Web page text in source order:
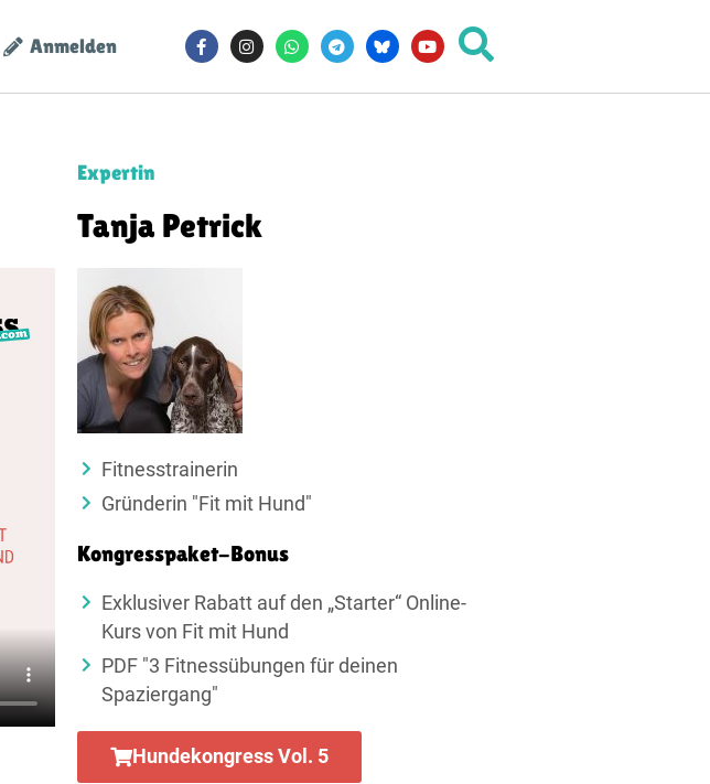
Anmelden
Expertin
Tanja Petrick
Fitnesstrainerin
Gründerin "Fit mit Hund"
Kongresspaket-Bonus
Exklusiver Rabatt auf den „Starter“ Online-
Kurs von Fit mit Hund
PDF "3 Fitnessübungen für deinen
Spaziergang"
Hundekongress Vol. 5